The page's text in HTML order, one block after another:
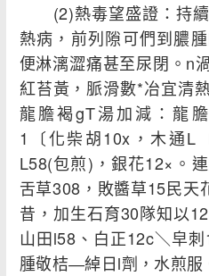
(2)熱毒望盛證：持續
熱病，前列隙可們到膿
便淋漓澀痛甚至尿閉。n
紅苔黃，脈滑數*冶宜清
龍膽褐gT湯加減：龍
1〔化柴胡10x，木通L
L58(包煎)，銀花12×。
舌草308，敗醬草15民天
昔，加生石育30隊知以
山田l58、白正12c＼皁
腫敬桔―綽日l劑，水煎服